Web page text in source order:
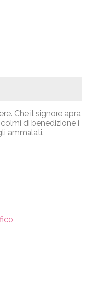
Che il signore apra
di benedizione i
ammalati.